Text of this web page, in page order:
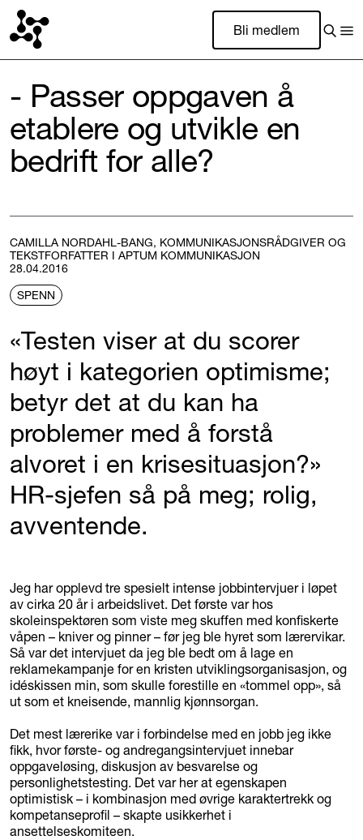
Bli medlem
- Passer oppgaven å
etablere og utvikle en
bedrift for alle?
CAMILLA NORDAHL-BANG, KOMMUNIKASJONSRÅDGIVER OG
TEKSTFORFATTER I APTUM KOMMUNIKASJON
28.04.2016
SPENN
«Testen viser at du scorer
høyt i kategorien optimisme;
betyr det at du kan ha
problemer med å forstå
alvoret i en krisesituasjon?»
HR-sjefen så på meg; rolig,
avventende.
Jeg har opplevd tre spesielt intense jobbintervjuer i løpet
av cirka 20 år i arbeidslivet. Det første var hos
skoleinspektøren som viste meg skuffen med konfiskerte
våpen – kniver og pinner – før jeg ble hyret som lærervikar.
Så var det intervjuet da jeg ble bedt om å lage en
reklamekampanje for en kristen utviklingsorganisasjon, og
idéskissen min, som skulle forestille en «tommel opp», så
ut som et kneisende, mannlig kjønnsorgan.
Det mest lærerike var i forbindelse med en jobb jeg ikke
fikk, hvor første- og andregangsintervjuet innebar
oppgaveløsing, diskusjon av besvarelse og
personlighetstesting. Det var her at egenskapen
optimistisk – i kombinasjon med øvrige karaktertrekk og
kompetanseprofil – skapte usikkerhet i
ansettelseskomiteen.